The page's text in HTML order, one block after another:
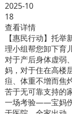
2025-10
18
查看详情
【惠民行动】托
理小组帮您卸下育
对于产后身体虚弱
妈，对于住在高楼
疸、体重不增而焦
苦于无可靠支持的
一场考验——宝妈